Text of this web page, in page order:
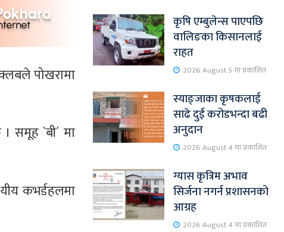
पोखरामा
समूह `बी´ मा
कभर्डहलमा
कृषि एम्बुलेन्स पाएपछि
वालिङका किसानलाई
राहत
2026 August 5 मा प्रकाशित
स्याङ्जाका कृषकलाई
साढे दुई करोडभन्दा बढी
अनुदान
2026 August 4 मा प्रकाशित
ग्यास कृत्रिम अभाव
सिर्जना नगर्न प्रशासनको
आग्रह
2026 August 4 मा प्रकाशित